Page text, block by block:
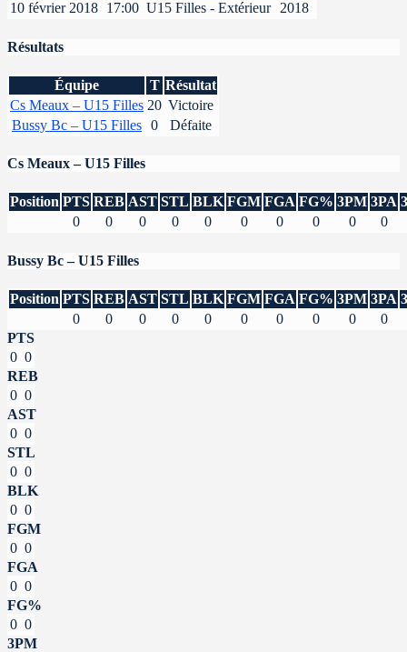
10 février 2018 17:00 U15 Filles - Extérieur 2018
Résultats
Équipe T Résultat
Cs Meaux – U15 Filles 20 Victoire
Bussy Bc – U15 Filles 0 Défaite
Cs Meaux – U15 Filles
Position PTS REB AST STL BLK FGM FGA FG% 3PM 3PA
0
0 0 0 0 0 0 0 0 0
Bussy Bc – U15 Filles
Position PTS REB AST STL BLK FGM FGA FG% 3PM 3PA
0
0 0 0 0 0 0 0 0
0
PTS
0 0
REB
0 0
AST
0 0
STL
0 0
BLK
0 0
FGM
0 0
FGA
0 0
FG%
0 0
3PM